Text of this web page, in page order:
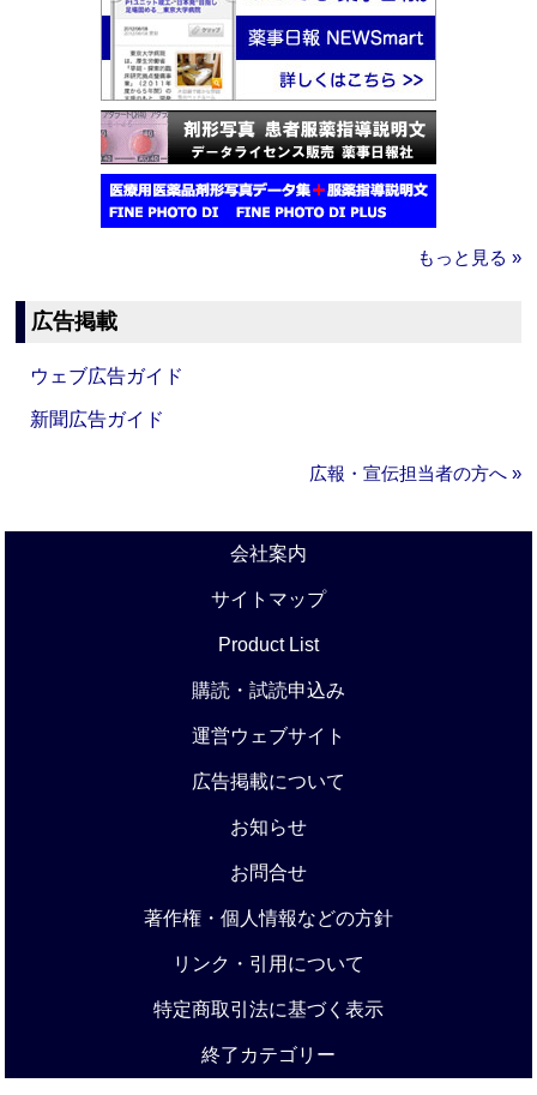
もっと見る »
広告掲載
ウェブ広告ガイド
新聞広告ガイド
広報・宣伝担当者の方へ »
会社案内
サイトマップ
Product List
購読・試読申込み
運営ウェブサイト
広告掲載について
お知らせ
お問合せ
著作権・個人情報などの方針
リンク・引用について
特定商取引法に基づく表示
終了カテゴリー